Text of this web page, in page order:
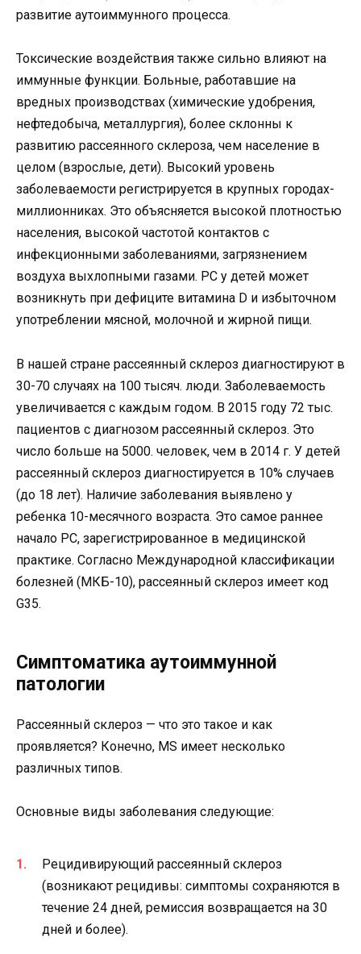
развитие аутоиммунного процесса.
Токсические воздействия также сильно влияют на
иммунные функции. Больные, работавшие на
вредных производствах (химические удобрения,
нефтедобыча, металлургия), более склонны к
развитию рассеянного склероза, чем население в
целом (взрослые, дети). Высокий уровень
заболеваемости регистрируется в крупных городах-
миллионниках. Это объясняется высокой плотностью
населения, высокой частотой контактов с
инфекционными заболеваниями, загрязнением
воздуха выхлопными газами. РС у детей может
возникнуть при дефиците витамина D и избыточном
употреблении мясной, молочной и жирной пищи.
В нашей стране рассеянный склероз диагностируют в
30-70 случаях на 100 тысяч. люди. Заболеваемость
увеличивается с каждым годом. В 2015 году 72 тыс.
пациентов с диагнозом рассеянный склероз. Это
число больше на 5000. человек, чем в 2014 г. У детей
рассеянный склероз диагностируется в 10% случаев
(до 18 лет). Наличие заболевания выявлено у
ребенка 10-месячного возраста. Это самое раннее
начало РС, зарегистрированное в медицинской
практике. Согласно Международной классификации
болезней (МКБ-10), рассеянный склероз имеет код
G35.
Симптоматика аутоиммунной
патологии
Рассеянный склероз — что это такое и как
проявляется? Конечно, MS имеет несколько
различных типов.
Основные виды заболевания следующие:
Рецидивирующий рассеянный склероз
(возникают рецидивы: симптомы сохраняются в
течение 24 дней, ремиссия возвращается на 30
дней и более).